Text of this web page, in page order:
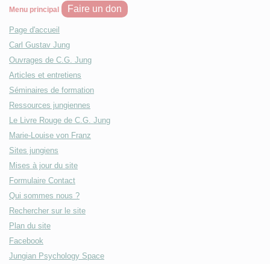
Menu principal Faire un don
Page d'accueil
Carl Gustav Jung
Ouvrages de C.G. Jung
Articles et entretiens
Séminaires de formation
Ressources jungiennes
Le Livre Rouge de C.G. Jung
Marie-Louise von Franz
Sites jungiens
Mises à jour du site
Formulaire Contact
Qui sommes nous ?
Rechercher sur le site
Plan du site
Facebook
Jungian Psychology Space